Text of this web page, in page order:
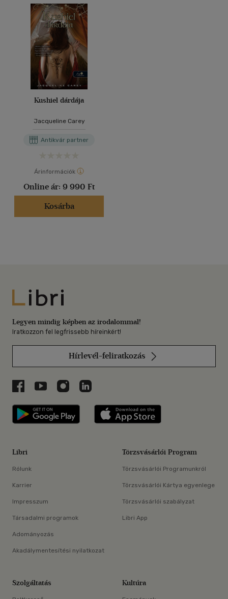
Kushiel dárdája
Jacqueline Carey
Antikvár partner
Árinformációk
Online ár: 9 990 Ft
Kosárba
Libri
Legyen mindig képben az irodalommal!
Iratkozzon fel legfrissebb híreinkért!
Hírlevél-feliratkozás
Libri a Facebookon
Libri a Youtube-on
Libri az Instagramon
Libri a LinkedInen
Libri applikáció Szerezd meg: Google
Libri
Rólunk
Karrier
Impresszum
Társadalmi programok
Adományozás
Akadálymentesítési nyilatkozat
Törzsvásárlói Program
Törzsvásárlói Programunkról
Törzsvásárlói Kártya egyenlege
Törzsvásárlói szabályzat
Libri App
Szolgáltatás Kultúra